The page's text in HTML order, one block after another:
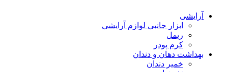
آرایشی
ابزار جانبی لوازم آرایشی
ریمل
کرم پودر
بهداشت دهان و دندان
خمیر دندان